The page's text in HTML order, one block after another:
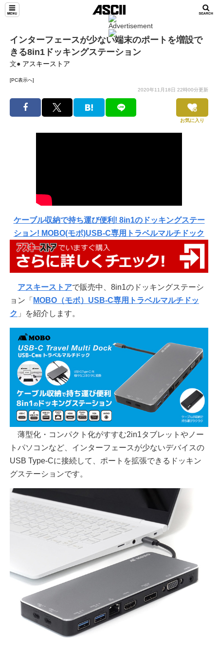
インターフェースが少ない端末のポートを増設で
きる8in1ドッキングステーション
文● アスキーストア
[PC表示へ]
2020年11月18日 22時00分更新
お気に入り
ケーブル収納で持ち運び便利! 8in1のドッキングステー
ション! MOBO(モボ)USB-C専用トラベルマルチドック
アスキーストアで販売中、8in1のドッキングステーシ
ョン「 MOBO（モボ）USB-C専用トラベルマルチドッ
ク 」を紹介します。
薄型化・コンパクト化がすすむ2in1タブレットやノー
トパソコンなど、インターフェースが少ないデバイスの
USB Type-Cに接続して、ポートを拡張できるドッキン
グステーションです。